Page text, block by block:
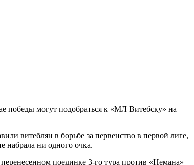
победы могут подобраться к «МЛ Витебску» на
витеблян в борьбе за первенство в первой лиге,
набрала ни одного очка.
поединке 3-го тура против «Немана»